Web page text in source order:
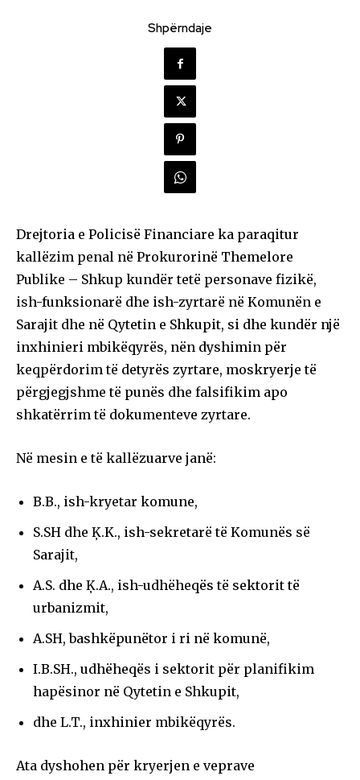
Shpërndaje
Drejtoria e Policisë Financiare ka paraqitur
kallëzim penal në Prokurorinë Themelore
Publike – Shkup kundër tetë personave fizikë,
ish-funksionarë dhe ish-zyrtarë në Komunën e
Sarajit dhe në Qytetin e Shkupit, si dhe kundër një
inxhinieri mbikëqyrës, nën dyshimin për
keqpërdorim të detyrës zyrtare, moskryerje të
përgjegjshme të punës dhe falsifikim apo
shkatërrim të dokumenteve zyrtare.
Në mesin e të kallëzuarve janë:
B.B., ish-kryetar komune,
S.SH dhe Ķ.K., ish-sekretarë të Komunës së
Sarajit,
A.S. dhe Ķ.A., ish-udhëheqës të sektorit të
urbanizmit,
A.SH, bashkëpunëtor i ri në komunë,
I.B.SH., udhëheqës i sektorit për planifikim
hapësinor në Qytetin e Shkupit,
dhe L.T., inxhinier mbikëqyrës.
Ata dyshohen për kryerjen e veprave